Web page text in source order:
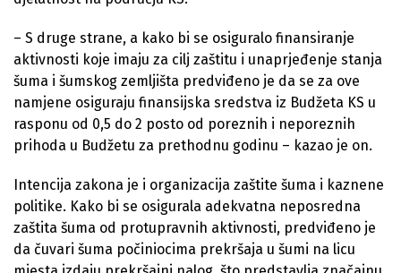
– S druge strane, a kako bi se osiguralo finansiranje
aktivnosti koje imaju za cilj zaštitu i unaprjeđenje stanja
šuma i šumskog zemljišta predviđeno je da se za ove
namjene osiguraju finansijska sredstva iz Budžeta KS u
rasponu od 0,5 do 2 posto od poreznih i neporeznih
prihoda u Budžetu za prethodnu godinu – kazao je on.
Intencija zakona je i organizacija zaštite šuma i kaznene
politike. Kako bi se osigurala adekvatna neposredna
zaštita šuma od protupravnih aktivnosti, predviđeno je
da čuvari šuma počiniocima prekršaja u šumi na licu